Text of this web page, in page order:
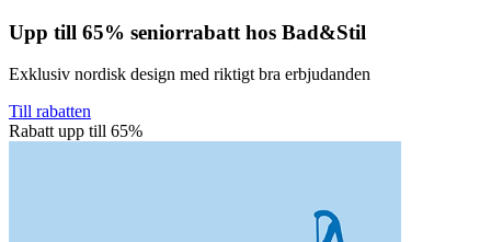
Upp till 65% seniorrabatt hos Bad&Stil
Exklusiv nordisk design med riktigt bra erbjudanden
Till rabatten
Rabatt upp till 65%